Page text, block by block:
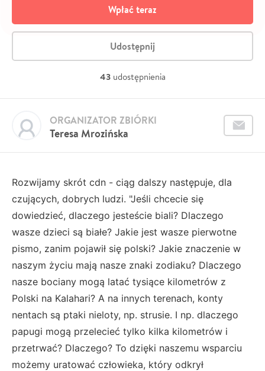
Wpłać teraz
Udostępnij
43 udostępnienia
Teresa Mrozińska
ORGANIZATOR ZBIÓRKI
Rozwijamy skrót cdn - ciąg dalszy następuje, dla
czujących, dobrych ludzi. "Jeśli chcecie się
dowiedzieć, dlaczego jesteście biali? Dlaczego
wasze dzieci są białe? Jakie jest wasze pierwotne
pismo, zanim pojawił się polski? Jakie znaczenie w
naszym życiu mają nasze znaki zodiaku? Dlaczego
nasze bociany mogą latać tysiące kilometrów z
Polski na Kalahari? A na innych terenach, konty
nentach są ptaki nieloty, np. strusie. I np. dlaczego
papugi mogą przelecieć tylko kilka kilometrów i
przetrwać? Dlaczego? To dzięki naszemu wsparciu
możemy uratować człowieka, który odkrył